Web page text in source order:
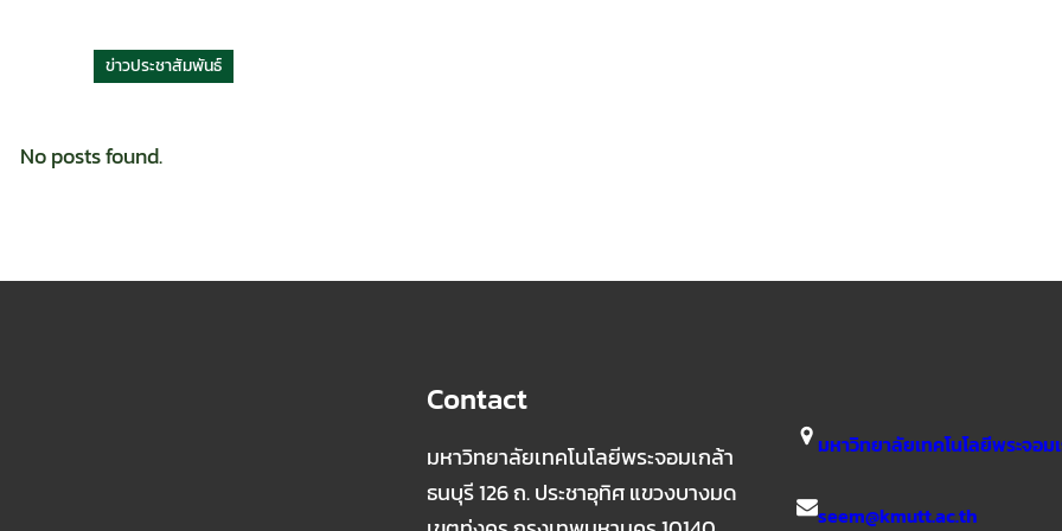
ข่าวประชาสัมพันธ์
No posts found.
Contact
มหาวิทยาลัยเทคโนโลยีพระจอมเกล้า
ธนบุรี 126 ถ. ประชาอุทิศ แขวงบางมด
มหาวิทยาลัยเทคโนโลยีพระจอม
seem@kmutt.ac.th